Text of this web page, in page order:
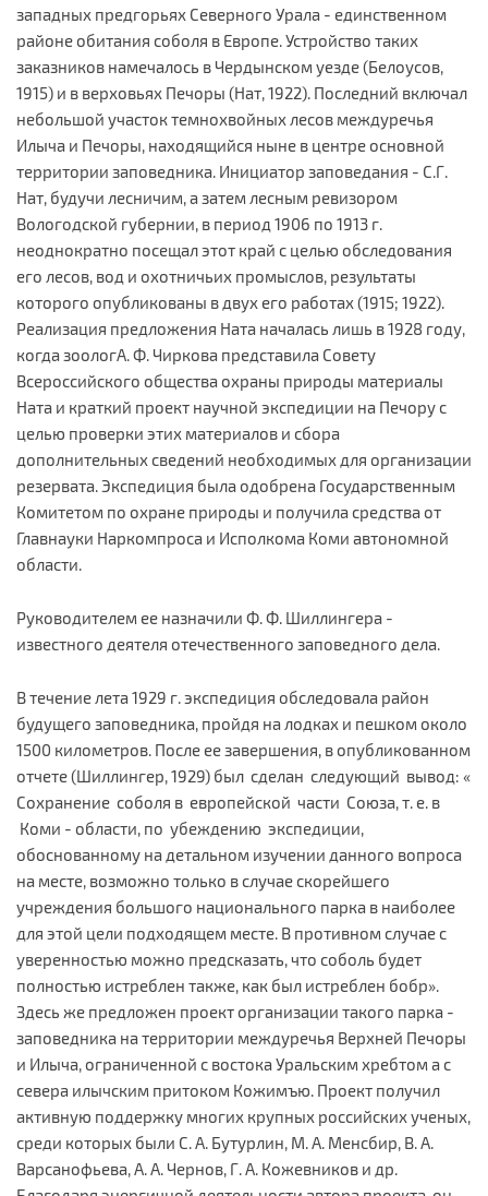
западных предгорьях Северного Урала - единственном
районе обитания соболя в Европе. Устройство таких
заказников намечалось в Чердынском уезде (Белоусов,
1915) и в верховьях Печоры (Нат, 1922). Последний включал
небольшой участок темнохвойных лесов междуречья
Илыча и Печоры, находящийся ныне в центре основной
территории заповедника. Инициатор заповедания - С.Г.
Нат, будучи лесничим, а затем лесным ревизором
Вологодской губернии, в период 1906 по 1913 г.
неоднократно посещал этот край с целью обследования
его лесов, вод и охотничьих промыслов, результаты
которого опубликованы в двух его работах (1915; 1922).
Реализация предложения Ната началась лишь в 1928 году,
когда зоологА. Ф. Чиркова представила Совету
Всероссийского общества охраны природы материалы
Ната и краткий проект научной экспедиции на Печору с
целью проверки этих материалов и сбора
дополнительных сведений необходимых для организации
резервата. Экспедиция была одобрена Государственным
Комитетом по охране природы и получила средства от
Главнауки Наркомпроса и Исполкома Коми автономной
области.
Руководителем ее назначили Ф. Ф. Шиллингера -
известного деятеля отечественного заповедного дела.
В течение лета 1929 г. экспедиция обследовала район
будущего заповедника, пройдя на лодках и пешком около
1500 километров. После ее завершения, в опубликованном
отчете (Шиллингер, 1929) был сделан следующий вывод: «
Сохранение соболя в европейской части Союза, т. е. в
Коми - области, по убеждению экспедиции,
обоснованному на детальном изучении данного вопроса
на месте, возможно только в случае скорейшего
учреждения большого национального парка в наиболее
для этой цели подходящем месте. В противном случае с
уверенностью можно предсказать, что соболь будет
полностью истреблен также, как был истреблен бобр».
Здесь же предложен проект организации такого парка -
заповедника на территории междуречья Верхней Печоры
и Илыча, ограниченной с востока Уральским хребтом а с
севера илычским притоком Кожимъю. Проект получил
активную поддержку многих крупных российских ученых,
среди которых были С. А. Бутурлин, М. А. Менсбир, В. А.
Варсанофьева, А. А. Чернов, Г. А. Кожевников и др.